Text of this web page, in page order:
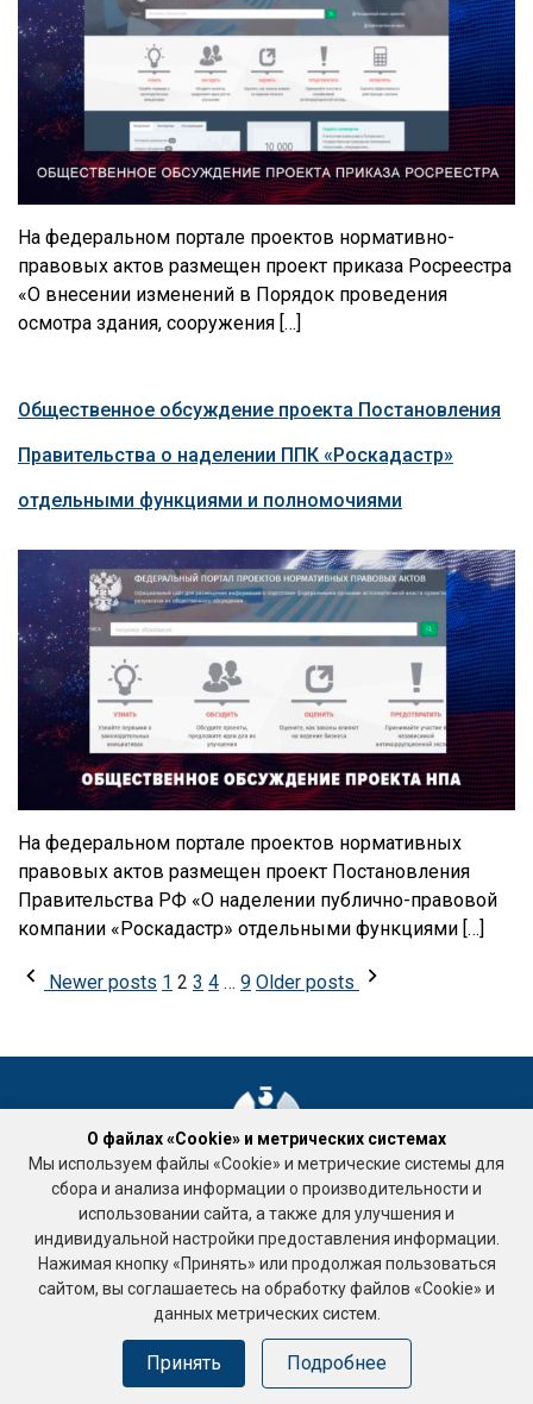
На федеральном портале проектов нормативно-
правовых актов размещен проект приказа Росреестра
«О внесении изменений в Порядок проведения
осмотра здания, сооружения […]
Общественное обсуждение проекта Постановления
Правительства о наделении ППК «Роскадастр»
отдельными функциями и полномочиями
На федеральном портале проектов нормативных
правовых актов размещен проект Постановления
Правительства РФ «О наделении публично-правовой
компании «Роскадастр» отдельными функциями […]
Пагинация
Newer posts 1 2 3 4 … 9 Older posts
Ассоциация «Национальное объединение саморегулируемых
организаций кадастровых инженеров»
Подработка
123458, г. Москва, ул. Таллинская, д. 32, корпус 3 , офис 10
тел. +7 (495) 518-93-19
Е-mail: ki-rf@ya.ru
Политика в отношении обработки персональных данных
О файлах «Cookie» и метрических системах
Мы используем файлы «Cookie» и метрические системы для
сбора и анализа информации о производительности и
использовании сайта, а также для улучшения и
индивидуальной настройки предоставления информации.
Нажимая кнопку «Принять» или продолжая пользоваться
сайтом, вы соглашаетесь на обработку файлов «Cookie» и
данных метрических систем.
Принять Подробнее